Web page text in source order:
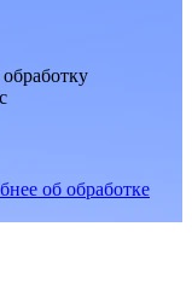
c
об обработке